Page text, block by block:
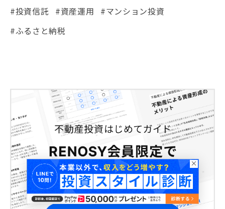
#投資信託
#資産運用
#マンション投資
#ふるさと納税